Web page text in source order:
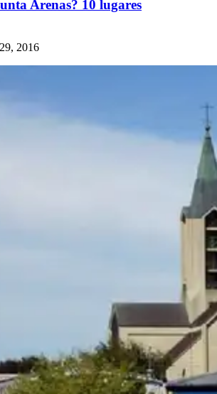
Arenas? 10 lugares
2016